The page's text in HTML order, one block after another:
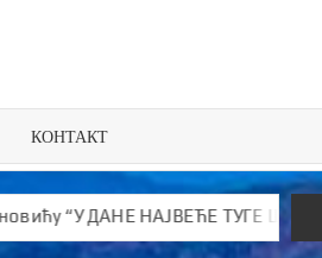
КОНТАКТ
НАЈВЕЋЕ ТУГЕ ШИРИШ ОТРОВ и